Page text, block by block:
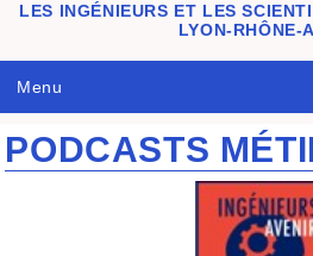
LES INGÉNIEURS ET LES
LYON-RHÔNE-
Menu
PODCASTS